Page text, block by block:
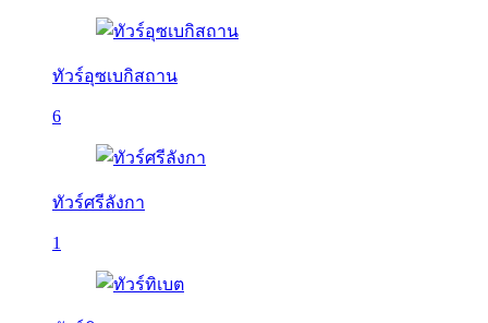
ทัวร์อุซเบกิสถาน
6
ทัวร์ศรีลังกา
1